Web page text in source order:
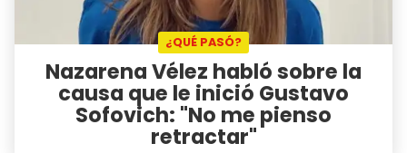
¿QUÉ PASÓ?
Nazarena Vélez habló sobre la
causa que le inició Gustavo
Sofovich: "No me pienso
retractar"